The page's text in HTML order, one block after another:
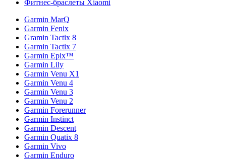
Фитнес-браслеты Xiaomi
Garmin MarQ
Garmin Fenix
Gramin Tactix 8
Garmin Tactix 7
Garmin Epix™
Garmin Lily
Garmin Venu X1
Garmin Venu 4
Garmin Venu 3
Garmin Venu 2
Garmin Forerunner
Garmin Instinct
Garmin Descent
Garmin Quatix 8
Garmin Vivo
Garmin Enduro